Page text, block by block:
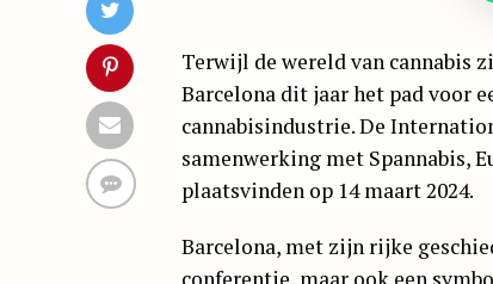
Terwijl de wereld van cannabis
Barcelona dit jaar het pad voor
cannabisindustrie. De
samenwerking met Spannabis,
plaatsvinden op 14 maart 2024.
Barcelona, met zijn rijke
conferentie, maar ook een